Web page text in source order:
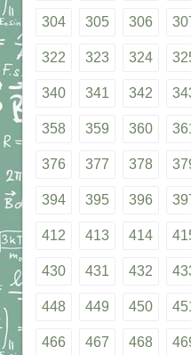
304 305 306
322 323 324
340 341 342
358 359 360
376 377 378
394 395 396
412 413 414
430 431 432
448 449 450
466 467 468